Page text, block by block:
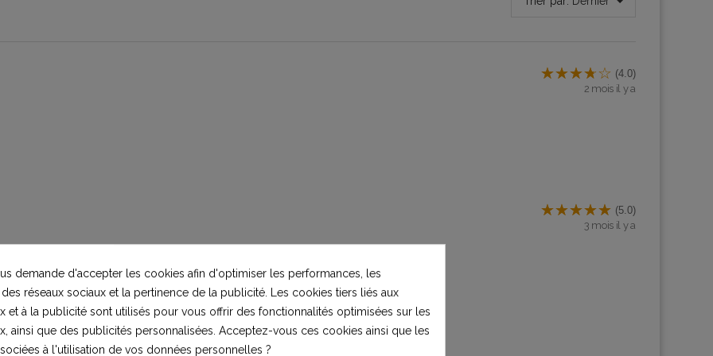
(4.0)
2 mois il y a
(5.0)
3 mois il y a
demande d'accepter les cookies afin d'optimiser les performances, les
réseaux sociaux et la pertinence de la publicité. Les cookies tiers liés aux
et à la publicité sont utilisés pour vous offrir des fonctionnalités optimisées sur les
ainsi que des publicités personnalisées. Acceptez-vous ces cookies ainsi que les
à l'utilisation de vos données personnelles ?